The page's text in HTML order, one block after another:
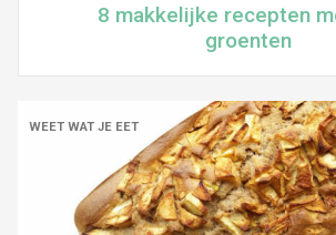
8 makkelijke recepten
groenten
WEET WAT JE EET